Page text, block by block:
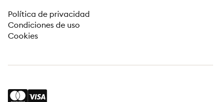
Política de privacidad
Condiciones de uso
Cookies